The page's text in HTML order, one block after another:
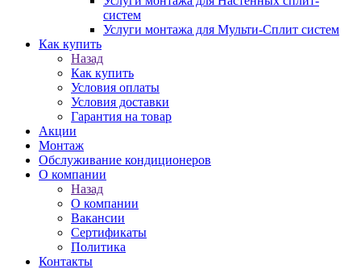
систем
Услуги монтажа для Мульти-Сплит систем
Как купить
Назад
Как купить
Условия оплаты
Условия доставки
Гарантия на товар
Акции
Монтаж
Обслуживание кондиционеров
О компании
Назад
О компании
Вакансии
Сертификаты
Политика
Контакты